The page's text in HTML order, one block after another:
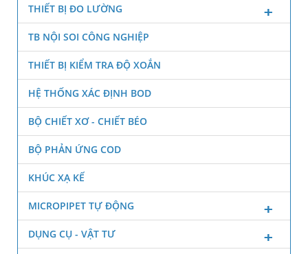
THIẾT BỊ ĐO LƯỜNG
TB NỘI SOI CÔNG NGHIỆP
THIẾT BỊ KIỂM TRA ĐỘ XOẮN
HỆ THỐNG XÁC ĐỊNH BOD
BỘ CHIẾT XƠ - CHIẾT BÉO
BỘ PHẢN ỨNG COD
KHÚC XẠ KẾ
MICROPIPET TỰ ĐỘNG
DỤNG CỤ - VẬT TƯ